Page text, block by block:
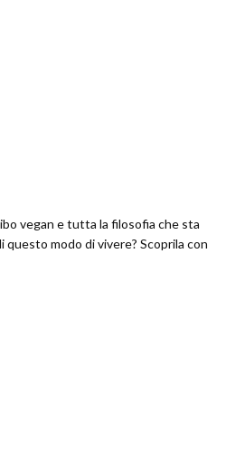
vegan e tutta la filosofia che sta
questo modo di vivere? Scoprila con